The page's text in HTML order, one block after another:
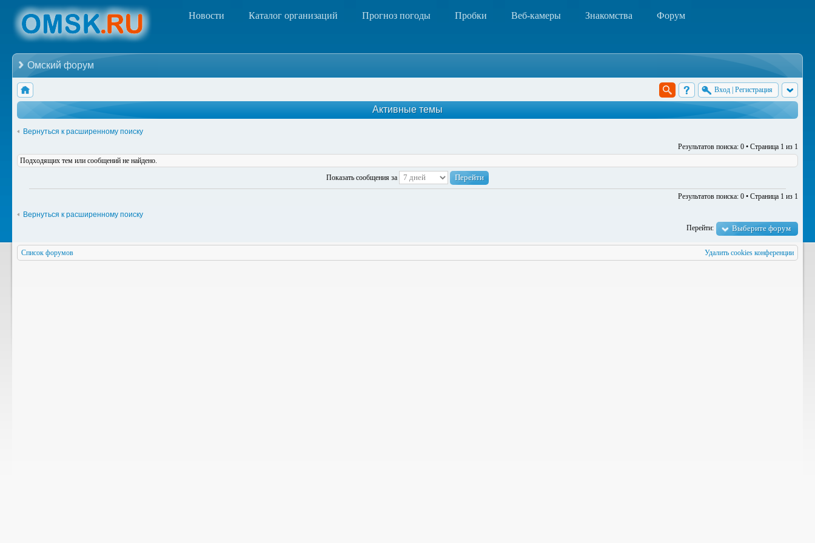
Новости Каталог организаций Прогноз погоды Пробки Веб-камеры Знакомства Форум
Омский форум
Вход Регистрация
Активные темы
Вернуться к расширенному поиску
Результатов поиска: 0 • Страница 1 из 1
Подходящих тем или сообщений не найдено.
Показать сообщения за
Результатов поиска: 0 • Страница 1 из 1
Вернуться к расширенному поиску
Перейти:
Выберите форум
Список форумов Удалить cookies конференции